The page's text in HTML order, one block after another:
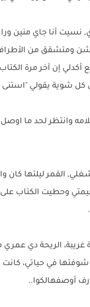
أنا جاي منين
خشن ومتشقق من
إن آخر مرة
شوية يقولي "استنى
وانتظر لحد ما
القمر ليلتها كان
وحطيت الكتاب على
الريحة دي
في حياتي،
أوصفهالكوا..